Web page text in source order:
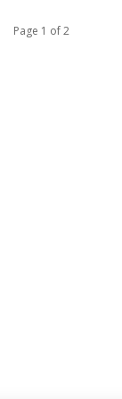
Page 1 of 2